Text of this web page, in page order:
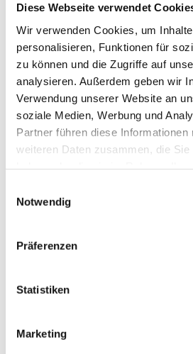
Diese Webseite verwendet
Wir verwenden Cookies, um
personalisieren, Funktionen für
zu können und die Zugriffe auf
analysieren. Außerdem geben wir
Verwendung unserer Website an
soziale Medien, Werbung und
Partner führen diese
weiteren Daten zusammen, die Sie
Notwendig
Präferenzen
Statistiken
Marketing